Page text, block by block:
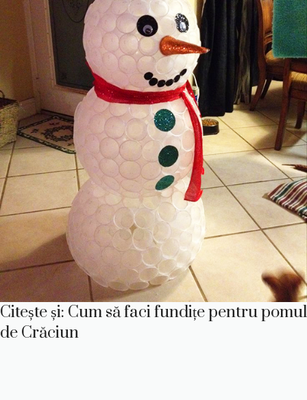
Citește și: Cum să faci fundițe pentru pomul
de Crăciun